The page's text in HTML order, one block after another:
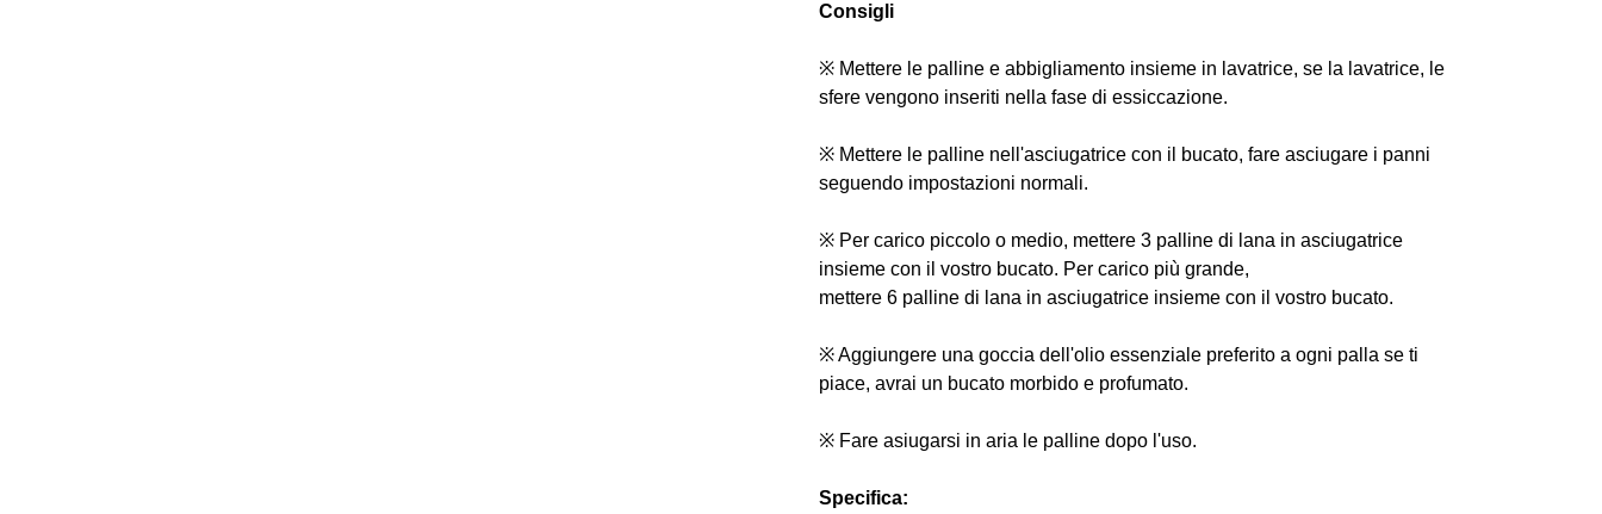
Consigli
※ Mettere le palline e abbigliamento insieme in lavatrice, se la lavatrice, le
sfere vengono inseriti nella fase di essiccazione.
※ Mettere le palline nell'asciugatrice con il bucato, fare asciugare i panni
seguendo impostazioni normali.
※ Per carico piccolo o medio, mettere 3 palline di lana in asciugatrice
insieme con il vostro bucato. Per carico più grande,
mettere 6 palline di lana in asciugatrice insieme con il vostro bucato.
※ Aggiungere una goccia dell'olio essenziale preferito a ogni palla se ti
piace, avrai un bucato morbido e profumato.
※ Fare asiugarsi in aria le palline dopo l'uso.
Specifica: